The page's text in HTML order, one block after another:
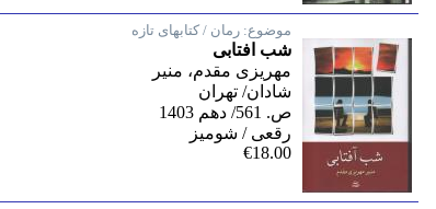
موضوع: رمان / کتابهای تازه
شب افتابی
مهریزی مقدم، منیر
شادان/ تهران
ص. 561/ دهم 1403
رقعی / شومیز
€18.00